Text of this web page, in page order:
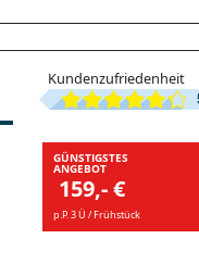
Kundenzufriedenheit
GÜNSTIGSTES
ANGEBOT
159,- €
p.P. 3 Ü / Frühstück